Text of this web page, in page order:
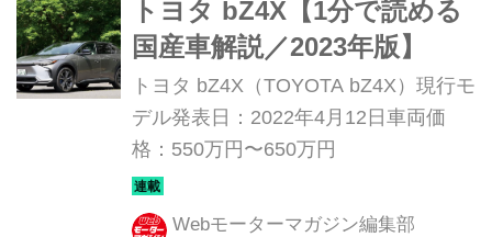
トヨタ bZ4X【1分で読める
国産車解説／2023年版】
トヨタ bZ4X（TOYOTA bZ4X）現行モ
デル発表日：2022年4月12日車両価
格：550万円〜650万円
Webモーターマガジン編集部